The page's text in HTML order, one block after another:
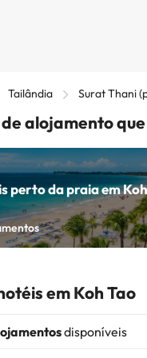
Tailândia Surat Thani
alojamento
perto da praia em
em Koh Tao
disponíveis